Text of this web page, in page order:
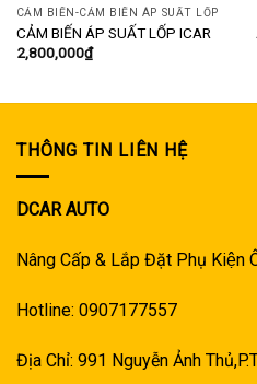
CẢM BIẾN-CẢM BIẾN ÁP SUẤT LỐP
CẢM BIẾN ÁP SUẤT LỐP ICAR
2,800,000₫
THÔNG TIN LIÊN HỆ
DCAR AUTO
Nâng Cấp & Lắp Đặt Phụ Kiện
Hotline: 0907177557
Địa Chỉ: 991 Nguyễn Ảnh